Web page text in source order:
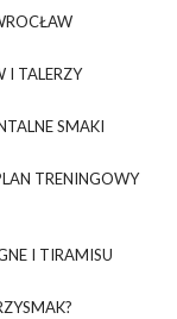
I TALERZY
SMAKI
TRENINGOWY
I TIRAMISU